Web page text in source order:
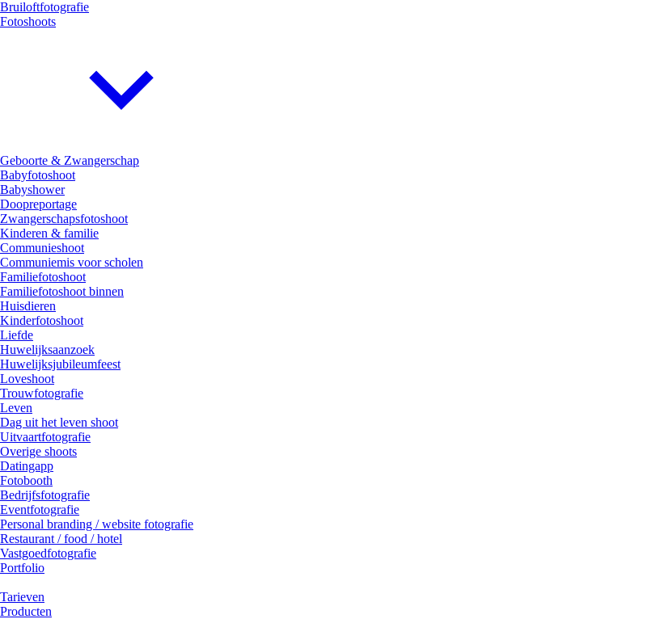
Bruiloftfotografie
Fotoshoots
Geboorte & Zwangerschap
Babyfotoshoot
Babyshower
Doopreportage
Zwangerschapsfotoshoot
Kinderen & familie
Communieshoot
Communiemis voor scholen
Familiefotoshoot
Familiefotoshoot binnen
Huisdieren
Kinderfotoshoot
Liefde
Huwelijksaanzoek
Huwelijksjubileumfeest
Loveshoot
Trouwfotografie
Leven
Dag uit het leven shoot
Uitvaartfotografie
Overige shoots
Datingapp
Fotobooth
Bedrijfsfotografie
Eventfotografie
Personal branding / website fotografie
Restaurant / food / hotel
Vastgoedfotografie
Portfolio
Tarieven
Producten